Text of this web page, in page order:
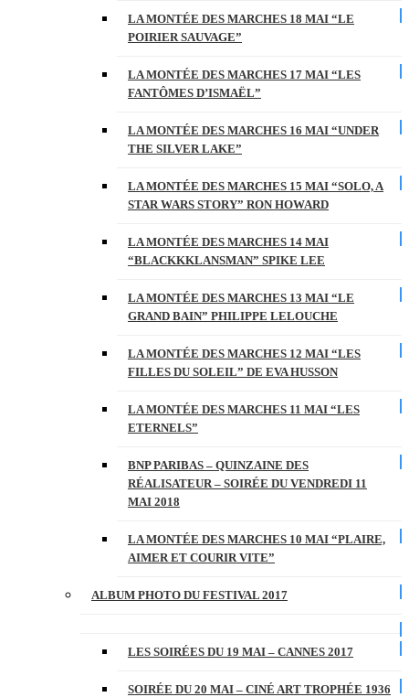
LA MONTÉE DES MARCHES 18 MAI “LE
POIRIER SAUVAGE”
LA MONTÉE DES MARCHES 17 MAI “LES
FANTÔMES D’ISMAËL”
LA MONTÉE DES MARCHES 16 MAI “UNDER
THE SILVER LAKE”
LA MONTÉE DES MARCHES 15 MAI “SOLO, A
STAR WARS STORY” RON HOWARD
LA MONTÉE DES MARCHES 14 MAI
“BLACKKKLANSMAN” SPIKE LEE
LA MONTÉE DES MARCHES 13 MAI “LE
GRAND BAIN” PHILIPPE LELOUCHE
LA MONTÉE DES MARCHES 12 MAI “LES
FILLES DU SOLEIL” DE EVA HUSSON
LA MONTÉE DES MARCHES 11 MAI “LES
ETERNELS”
BNP PARIBAS – QUINZAINE DES
RÉALISATEUR – SOIRÉE DU VENDREDI 11
MAI 2018
LA MONTÉE DES MARCHES 10 MAI “PLAIRE,
AIMER ET COURIR VITE”
ALBUM PHOTO DU FESTIVAL 2017
LES SOIRÉES DU 19 MAI – CANNES 2017
SOIRÉE DU 20 MAI – CINÉ ART TROPHÉE 1936